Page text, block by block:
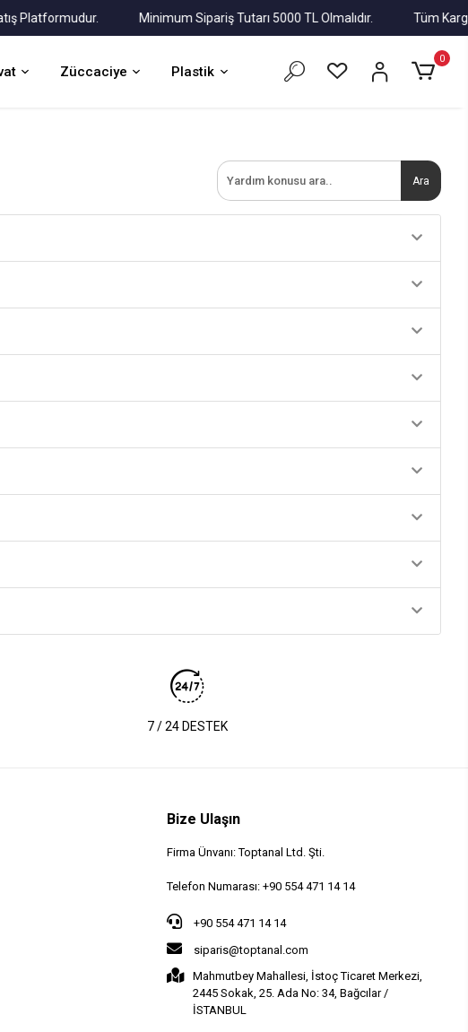
Minimum Sipariş Tutarı 5000 TL Olmalıdır. Tüm Kargolar
Züccaciye Plastik
0
Ara
7 / 24 DESTEK
Bize Ulaşın
Firma Ünvanı: Toptanal Ltd. Şti.
Telefon Numarası: +90 554 471 14 14
+90 554 471 14 14
siparis@toptanal.com
Mahmutbey Mahallesi, İstoç Ticaret Merkezi,
2445 Sokak, 25. Ada No: 34, Bağcılar /
İSTANBUL